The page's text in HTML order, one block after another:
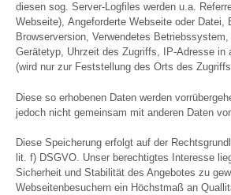
diesen sog. Server-Logfiles werden u.a.
Webseite), Angeforderte Webseite oder Datei,
Browserversion, Verwendetes Betriebssystem,
Gerätetyp, Uhrzeit des Zugriffs, IP-Adresse in
(wird nur zur Feststellung des Orts des
Diese so erhobenen Daten werden
jedoch nicht gemeinsam mit anderen Daten
Diese Speicherung erfolgt auf der
lit. f) DSGVO. Unser berechtigtes Interesse
Sicherheit und Stabilität des Angebotes zu
Webseitenbesuchern ein Höchstmaß an